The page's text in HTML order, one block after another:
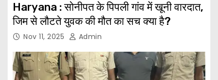
Haryana : सोनीपत के पिपली गांव में खूनी वारदात,
जिम से लौटते युवक की मौत का सच क्या है?
Nov 11, 2025 Admin